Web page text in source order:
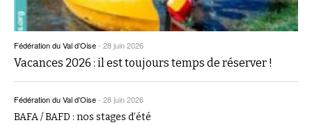
Fédération du Val d’Oise- 28 juin 2026
Vacances 2026 : il est toujours temps de réserver !
Fédération du Val d’Oise- 28 juin 2026
BAFA / BAFD : nos stages d’été